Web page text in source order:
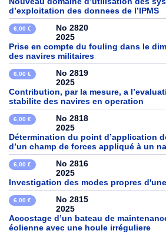
d’exploitation des donnees de l’IPMS
6,00 €
No 2820
2025
Prise en compte du fouling dans le
des navires militaires
6,00 €
No 2819
2025
Contribution, par la mesure, a
stabilite des navires en operation
6,00 €
No 2818
2025
Détermination du point d’application
d’un champ de forces appliqué à un
6,00 €
No 2816
2025
Investigation des modes propres
6,00 €
No 2815
2025
Accostage d’un bateau de
éolienne avec une houle irréguliere